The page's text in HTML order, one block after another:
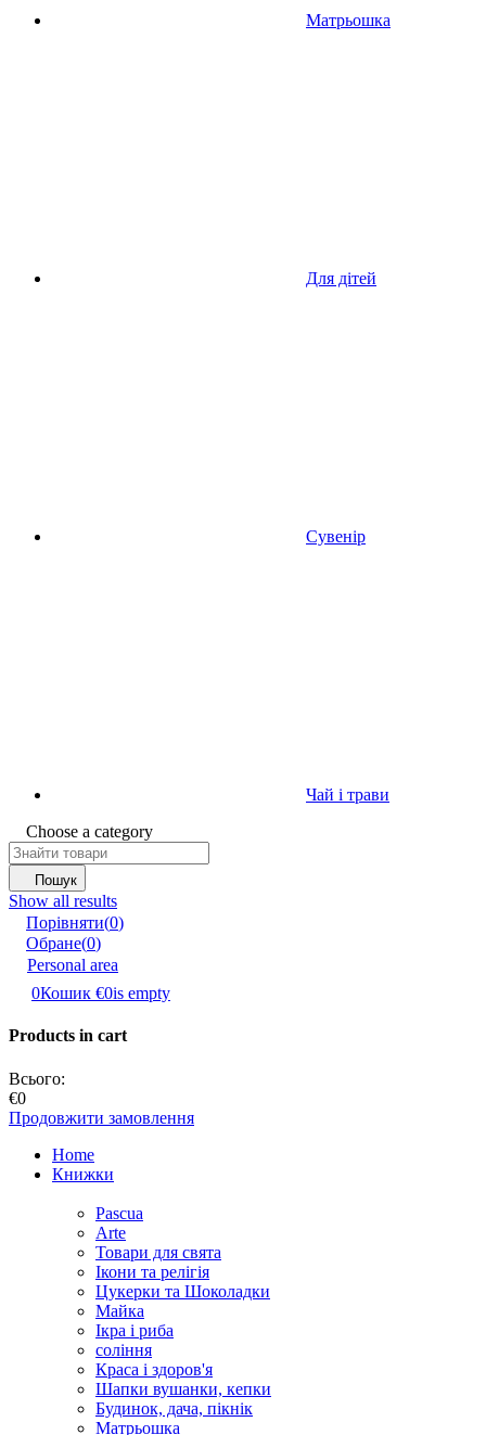
Матрьошка
Для дітей
Сувенір
Чай і трави
Choose a category
Пошук
Show all results
Порівняти(0)
Обране(0)
Personal area
0Кошик €0is empty
Products in cart
Всього:
€0
Продовжити замовлення
Home
Книжки
Pascua
Аrte
Товари для свята
Ікони та релігія
Цукерки та Шоколадки
Майка
Ікра і риба
соління
Краса і здоров'я
Шапки вушанки, кепки
Будинок, дача, пікнік
Матрьошка